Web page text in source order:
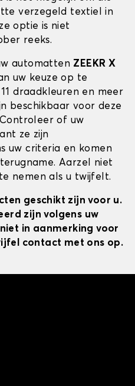
verzegeld textiel in
optie is niet
reeks.
automatten ZEEKR X
uw keuze op te
draadkleuren en meer
beschikbaar voor deze
of uw
ze zijn
uw criteria en komen
Aarzel niet
nemen als u twijfelt.
geschikt zijn voor u.
zijn volgens uw
in aanmerking voor
contact met ons op.